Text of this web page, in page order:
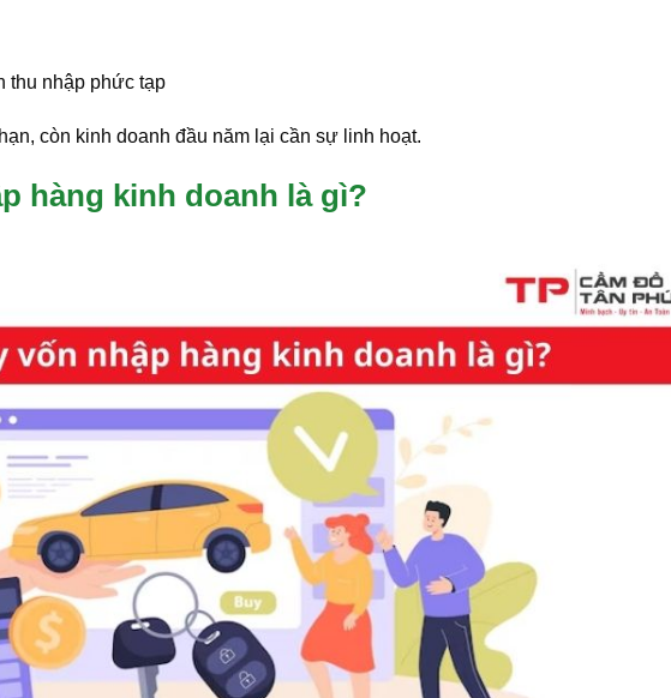
thu nhập phức tạp
còn kinh doanh đầu năm lại cần sự linh hoạt.
hàng kinh doanh là gì?